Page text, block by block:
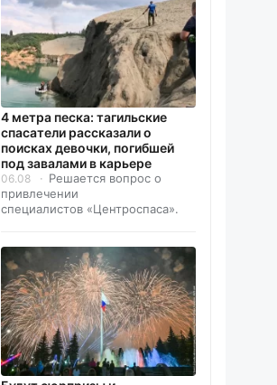
4 метра песка: тагильские
спасатели рассказали о
поисках девочки, погибшей
под завалами в карьере
06.08
Решается вопрос о
привлечении
специалистов «Центроспаса».